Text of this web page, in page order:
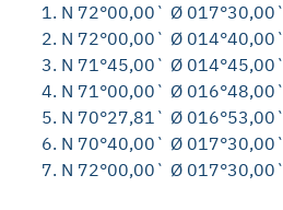
N 72°00,00` Ø 017°30,00`
N 72°00,00` Ø 014°40,00`
N 71°45,00` Ø 014°45,00`
N 71°00,00` Ø 016°48,00`
N 70°27,81` Ø 016°53,00`
N 70°40,00` Ø 017°30,00`
N 72°00,00` Ø 017°30,00`